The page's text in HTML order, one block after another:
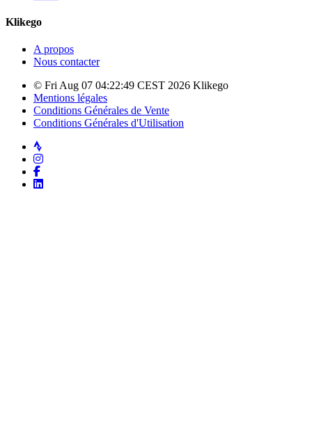
Klikego
A propos
Nous contacter
© Fri Aug 07 04:22:49 CEST 2026 Klikego
Mentions légales
Conditions Générales de Vente
Conditions Générales d'Utilisation
Strava
Instagram
Facebook
LinkedIn